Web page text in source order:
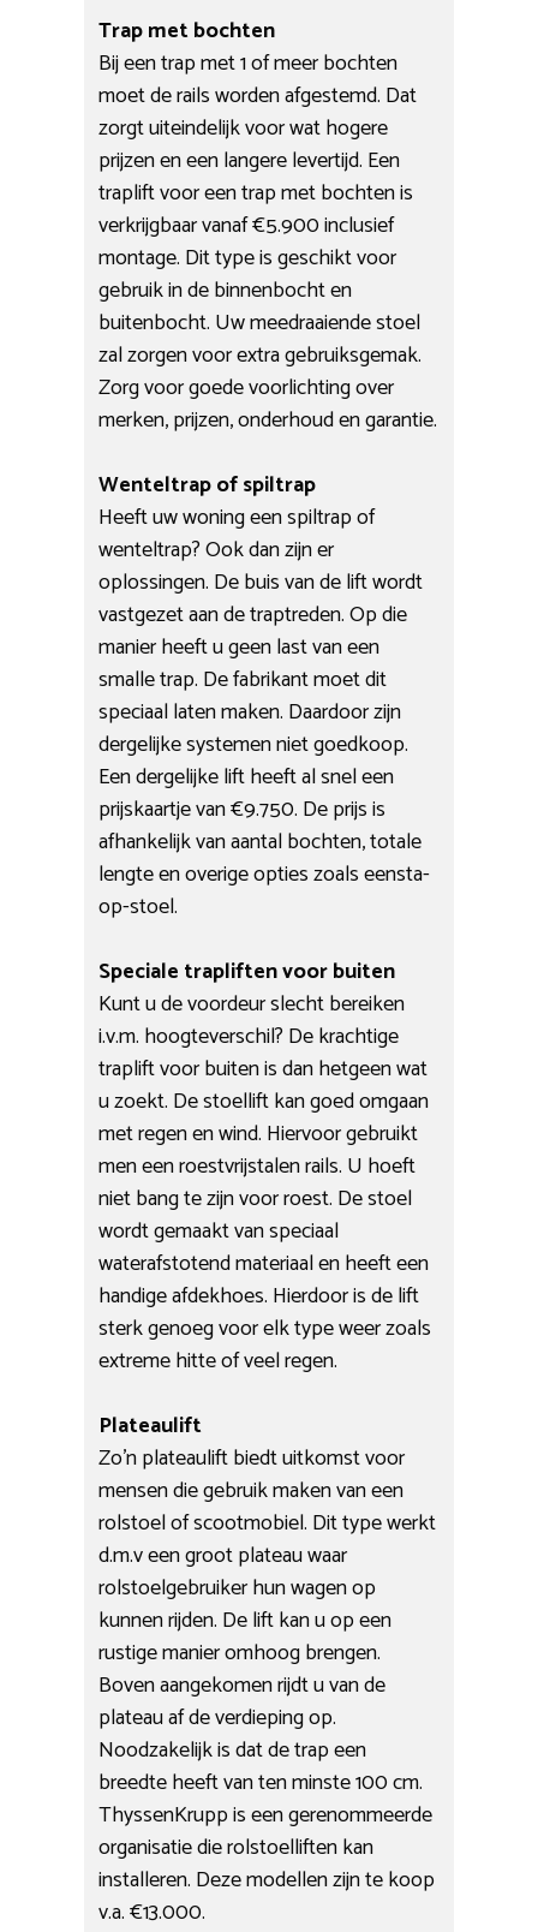
Trap met bochten
Bij een trap met 1 of meer bochten
moet de rails worden afgestemd. Dat
zorgt uiteindelijk voor wat hogere
prijzen en een langere levertijd. Een
traplift voor een trap met bochten is
verkrijgbaar vanaf €5.900 inclusief
montage. Dit type is geschikt voor
gebruik in de binnenbocht en
buitenbocht. Uw meedraaiende stoel
zal zorgen voor extra gebruiksgemak.
Zorg voor goede voorlichting over
merken, prijzen, onderhoud en garantie.
Wenteltrap of spiltrap
Heeft uw woning een spiltrap of
wenteltrap? Ook dan zijn er
oplossingen. De buis van de lift wordt
vastgezet aan de traptreden. Op die
manier heeft u geen last van een
smalle trap. De fabrikant moet dit
speciaal laten maken. Daardoor zijn
dergelijke systemen niet goedkoop.
Een dergelijke lift heeft al snel een
prijskaartje van €9.750. De prijs is
afhankelijk van aantal bochten, totale
lengte en overige opties zoals eensta-
op-stoel.
Speciale trapliften voor buiten
Kunt u de voordeur slecht bereiken
i.v.m. hoogteverschil? De krachtige
traplift voor buiten is dan hetgeen wat
u zoekt. De stoellift kan goed omgaan
met regen en wind. Hiervoor gebruikt
men een roestvrijstalen rails. U hoeft
niet bang te zijn voor roest. De stoel
wordt gemaakt van speciaal
waterafstotend materiaal en heeft een
handige afdekhoes. Hierdoor is de lift
sterk genoeg voor elk type weer zoals
extreme hitte of veel regen.
Plateaulift
Zo’n plateaulift biedt uitkomst voor
mensen die gebruik maken van een
rolstoel of scootmobiel. Dit type werkt
d.m.v een groot plateau waar
rolstoelgebruiker hun wagen op
kunnen rijden. De lift kan u op een
rustige manier omhoog brengen.
Boven aangekomen rijdt u van de
plateau af de verdieping op.
Noodzakelijk is dat de trap een
breedte heeft van ten minste 100 cm.
ThyssenKrupp is een gerenommeerde
organisatie die rolstoelliften kan
installeren. Deze modellen zijn te koop
v.a. €13.000.